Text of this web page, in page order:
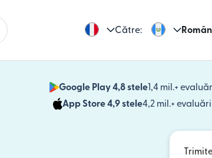
Către:
Google Play 4,8 stele1,4 mil.+
App Store 4,9 stele4,2 mil.+ evaluări